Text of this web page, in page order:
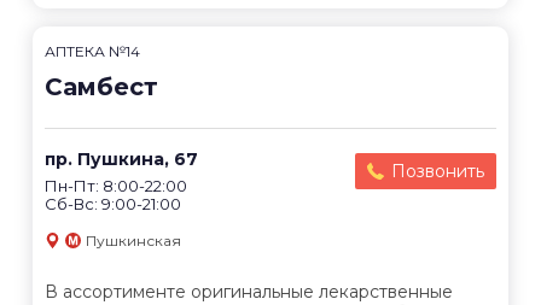
АПТЕКА №14
Самбест
пр. Пушкина, 67
Пн-Пт: 8:00-22:00
Сб-Вс: 9:00-21:00
Позвонить
Пушкинская
В ассортименте оригинальные лекарственные